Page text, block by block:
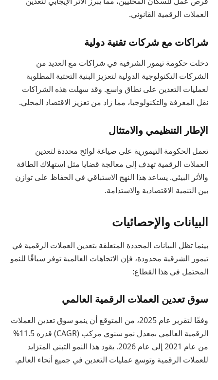
العملات الرقمية القانوني.
شراكات مع شركات تقنية دولية
دخلت حكومة تيمور الشرقية في شراكات مع العديد من
الشركات التكنولوجية الدولية لتعزيز البنية التحتية المطلوبة
لعمليات التعدين على نطاق واسع. وقد سهلت هذه الشراكات
نقل المعرفة والتكنولوجيا، مما زاد من تعزيز الاقتصاد المحلي.
الإطار التنظيمي والامتثال
تعمل الحكومة التيمورية على صياغة لوائح محددة لتعدين
العملات الرقمية تهدف إلى معالجة قضايا مثل استهلاك الطاقة
والأثر البيئي. يساعد هذا النهج الاستباقي في الحفاظ على توازن
بين التنمية الاقتصادية والاستدامة.
البيانات والإحصائيات
بينما تظل البيانات المحددة المتعلقة بتعدين العملات الرقمية في
تيمور الشرقية محدودة، فإن الاتجاهات العالمية توفر سياقًا للنمو
المحتمل في هذا القطاع:
سوق تعدين العملات الرقمية العالمي
وفقًا لتقرير عام 2025، من المتوقع أن ينمو سوق تعدين العملات
الرقمية العالمي بمعدل نمو سنوي مركب (CAGR) قدره 11.5%
من عام 2021 إلى عام 2026. يقود هذا النمو التبني المتزايد
للعملات الرقمية وتوسع عمليات التعدين في جميع أنحاء العالم.